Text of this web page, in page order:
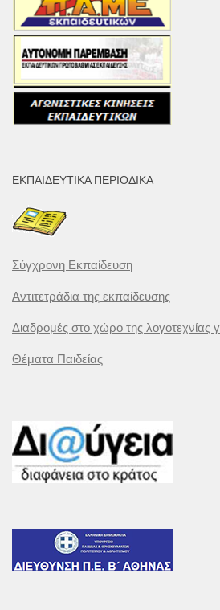
ΕΚΠΑΙΔΕΥΤΙΚΆ ΠΕΡΙΟΔΙΚΆ
Σύγχρονη Εκπαίδευση
Αντιτετράδια της εκπαίδευσης
Διαδρομές στο χώρο της λογοτεχνίας
Θέματα Παιδείας